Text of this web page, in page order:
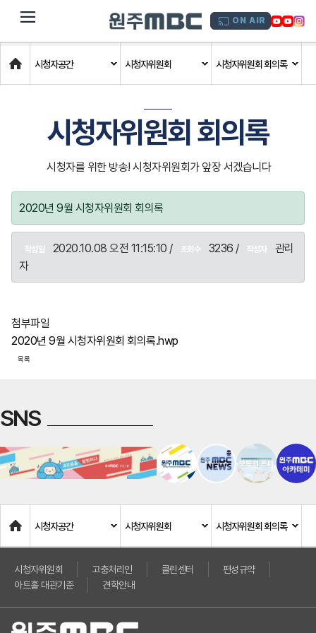
dehaze ON AIR
Home
시청자공간 시청자위원회 시청자위원회 회의록
시청자위원회 회의록
시청자를 위한 방송! 시청자위원회가 앞장 서겠습니다
2020년 9월 시청자위원회 회의록
작성일 2020.10.08 오전 11:15:10 / 조회수 3236 / 작성자
관리
자
첨부파일
2020년 9월 시청자위원회 회의록.hwp
목록
SNS
Home
시청자공간 시청자위원회 시청자위원회 회의록
시청자위원회 고충처리인 클린센터
편성규약
아트홀 대관기준
견학안내